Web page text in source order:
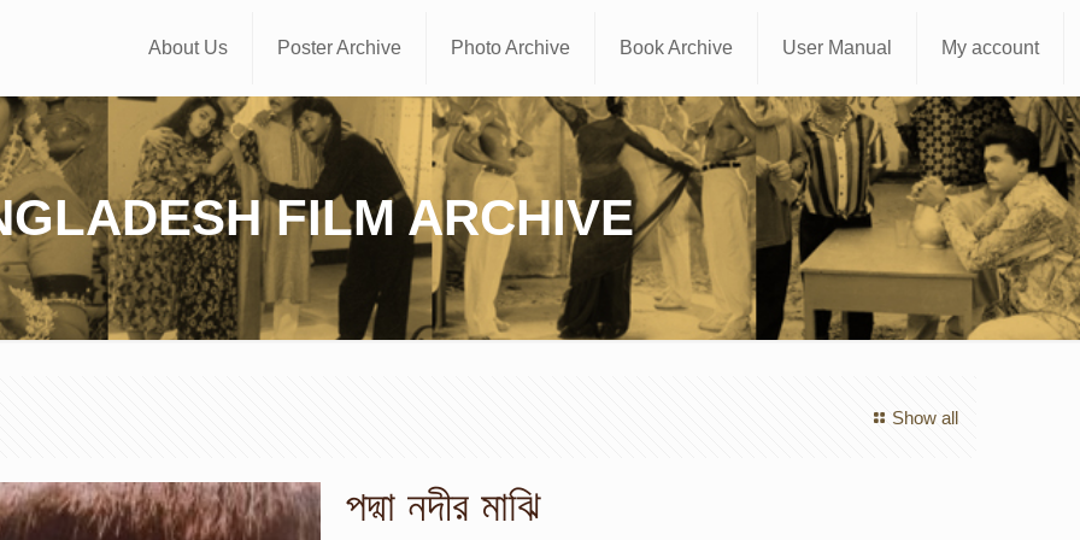
About Us Poster Archive Photo Archive Book Archive User Manual My account
FILM ARCHIVE
Show all
পদ্মা নদীর মাঝি